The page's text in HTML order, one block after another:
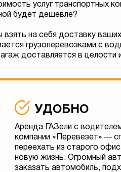
услуг транспортных
будет дешевле?
на себя доставку
грузоперевозками с
доставляется в целости
УДОБНО
Аренда ГАЗели с
компании «Перевезет» —
переехать из старого
новую жизнь. Огромный
заказать автомобиль,